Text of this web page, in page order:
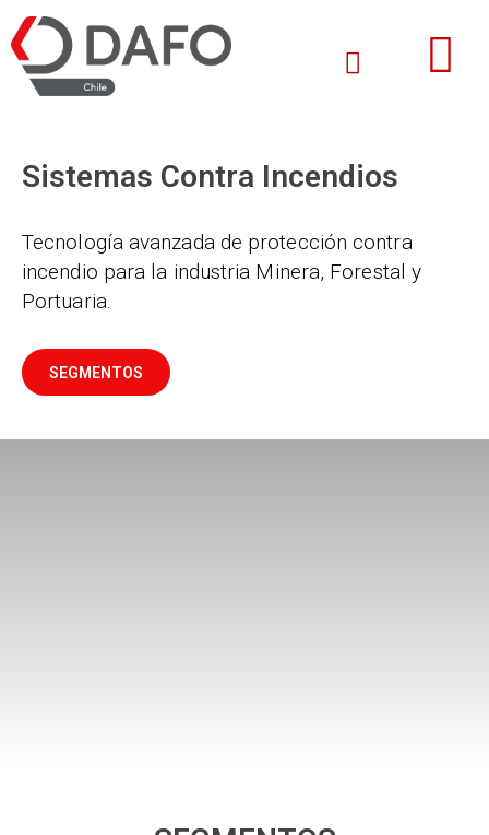
Sistemas Contra Incendios
Tecnología avanzada de protección contra
incendio para la industria Minera, Forestal y
Portuaria.
SEGMENTOS